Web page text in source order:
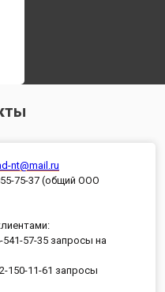
nt@mail.ru
75-37 (общий ООО
541-57-35 запросы на
150-11-61 запросы